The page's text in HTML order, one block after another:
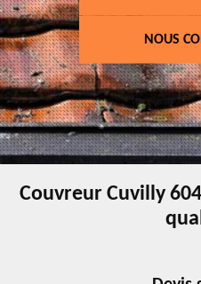
NOUS
Couvreur Cuvilly